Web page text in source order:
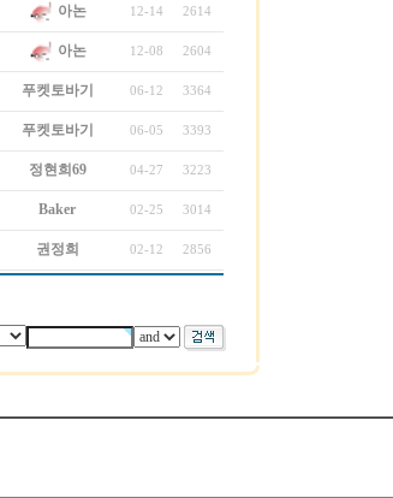
아논 12-14 2614
아논 12-08 2604
푸켓토바기 06-12 3364
푸켓토바기 06-05 3393
정현희69 04-27 3223
Baker 02-25 3014
권정희 02-12 2856